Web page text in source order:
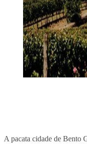
A pacata cidade de Bento